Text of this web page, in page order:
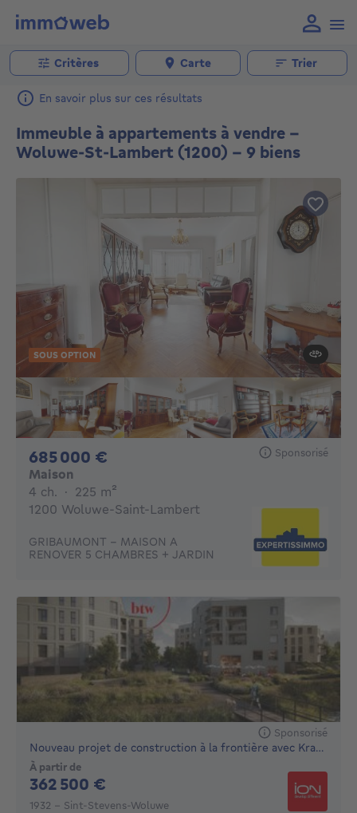
Critères Carte Trier
En savoir plus sur ces résultats
Immeuble à appartements à vendre -
Woluwe-St-Lambert (1200) - 9 biens
SOUS OPTION
685 000 € Sponsorisé
Maison
4 ch. 4 chambres
· 225 m²
1200 Woluwe-Saint-Lambert
GRIBAUMONT - MAISON A
RENOVER 5 CHAMBRES + JARDIN
Sponsorisé
Nouveau projet de construction à la frontière avec Kraain...
À partir de
362 500 €
1932 - Sint-Stevens-Woluwe